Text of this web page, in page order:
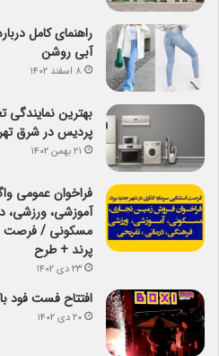
راهنمای کامل
آبی روشن
۸ اسفند ۱۴۰۲
بهترین نمایندگی
پردیس در شرق
۲۱ بهمن ۱۴۰۲
فراخوان عمومی
آموزشی، ورزشی،
مسکونی / فرصت
پرند + طرح
۲۳ دی ۱۴۰۲
افتتاح فست فود
۲۰ دی ۱۴۰۲